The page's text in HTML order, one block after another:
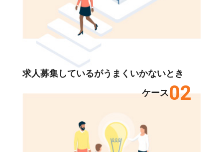
求人募集しているがうまくいかないとき
ケース02